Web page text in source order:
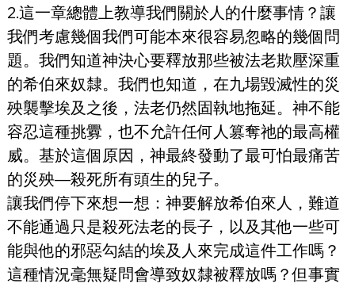
2.這一章總體上教導我們關於人的什麼事情？讓
我們考慮幾個我們可能本來很容易忽略的幾個問
題。我們知道神決心要釋放那些被法老欺壓深重
的希伯來奴隸。我們也知道，在九場毀滅性的災
殃襲擊埃及之後，法老仍然固執地拖延。神不能
容忍這種挑釁，也不允許任何人篡奪祂的最高權
威。基於這個原因，神最終發動了最可怕最痛苦
的災殃—殺死所有頭生的兒子。
讓我們停下來想一想：神要解放希伯來人，難道
不能通過只是殺死法老的長子，以及其他一些可
能與他的邪惡勾結的埃及人來完成這件工作嗎？
這種情況毫無疑問會導致奴隸被釋放嗎？但事實